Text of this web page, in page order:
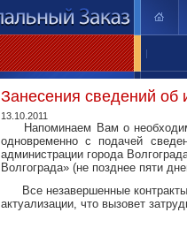
|
Занесения сведений об
13.10.2011
Напоминаем Вам о
одновременно с подачей
администрации города
Волгограда» (не позднее пяти
Все незавершенные контракты
актуализации, что вызовет